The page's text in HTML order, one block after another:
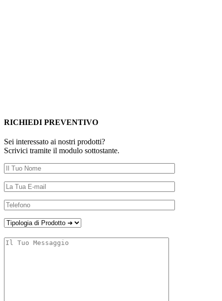
RICHIEDI PREVENTIVO
Sei interessato ai nostri prodotti?
Scrivici tramite il modulo sottostante.
Sono: